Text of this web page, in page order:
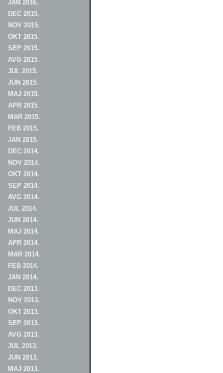
JAN 2016.
DEC 2015.
NOV 2015.
OKT 2015.
SEP 2015.
AVG 2015.
JUL 2015.
JUN 2015.
MAJ 2015.
APR 2015.
MAR 2015.
FEB 2015.
JAN 2015.
DEC 2014.
NOV 2014.
OKT 2014.
SEP 2014.
AVG 2014.
JUL 2014.
JUN 2014.
MAJ 2014.
APR 2014.
MAR 2014.
FEB 2014.
JAN 2014.
DEC 2013.
NOV 2013.
OKT 2013.
SEP 2013.
AVG 2013.
JUL 2013.
JUN 2013.
MAJ 2013.